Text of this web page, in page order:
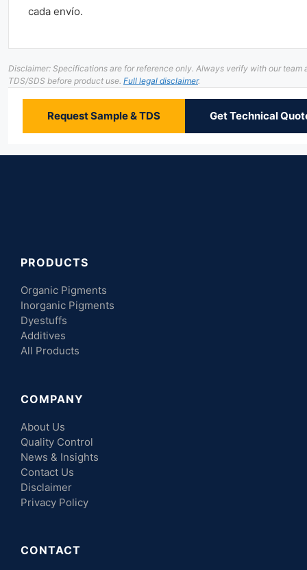
cada envío.
Disclaimer: Specifications are for reference only. Always verify with our team
TDS/SDS before product use. Full legal disclaimer.
Request Sample & TDS Get Technical
PRODUCTS
Organic Pigments
Inorganic Pigments
Dyestuffs
Additives
All Products
COMPANY
About Us
Quality Control
News & Insights
Contact Us
Disclaimer
Privacy Policy
CONTACT